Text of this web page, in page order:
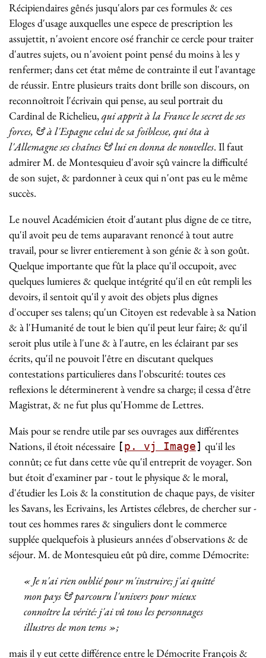
Récipiendaires gênés jusqu'alors par ces formules & ces
Eloges d'usage auxquelles une espece de prescription les
assujettit, n'avoient encore osé franchir ce cercle pour traiter
d'autres sujets, ou n'avoient point pensé du moins à les y
renfermer; dans cet état même de contrainte il eut l'avantage
de réussir. Entre plusieurs traits dont brille son discours, on
reconnoîtroit l'écrivain qui pense, au seul portrait du
Cardinal de Richelieu,qui apprit à la France le secret de ses
forces, & à l'Espagne celui de sa foiblesse, qui ôta à
l'Allemagne ses chaînes & lui en donna de nouvelles. Il faut
admirer M. de Montesquieu d'avoir sçû vaincre la difficulté
de son sujet, & pardonner à ceux qui n'ont pas eu le même
succès.
Le nouvel Académicien étoit d'autant plus digne de ce titre,
qu'il avoit peu de tems auparavant renoncé à tout autre
travail, pour se livrer entierement à son génie & à son goût.
Quelque importante que fût la place qu'il occupoit, avec
quelques lumieres & quelque intégrité qu'il en eût rempli les
devoirs, il sentoit qu'il y avoit des objets plus dignes
d'occuper ses talens; qu'un Citoyen est redevable à sa Nation
& à l'Humanité de tout le bien qu'il peut leur faire; & qu'il
seroit plus utile à l'une & à l'autre, en les éclairant par ses
écrits, qu'il ne pouvoit l'être en discutant quelques
contestations particulieres dans l'obscurité: toutes ces
reflexions le déterminerent à vendre sa charge; il cessa d'être
Magistrat, & ne fut plus qu'Homme de Lettres.
Mais pour se rendre utile par ses ouvrages aux différentes
Nations, il étoit nécessaire [p. vj Image] qu'il les
connût; ce fut dans cette vûe qu'il entreprit de voyager. Son
but étoit d'examiner par - tout le physique & le moral,
d'étudier les Lois & la constitution de chaque pays, de visiter
les Savans, les Ecrivains, les Artistes célebres, de chercher sur -
tout ces hommes rares & singuliers dont le commerce
supplée quelquefois à plusieurs années d'observations & de
séjour. M. de Montesquieu eût pû dire, comme Démocrite:
« Je n'ai rien oublié pour m'instruire; j'ai quitté
mon pays & parcouru l'univers pour mieux
connoître la vérité: j'ai vû tous les personnages
illustres de mon tems »;
mais il y eut cette différence entre le Démocrite François &